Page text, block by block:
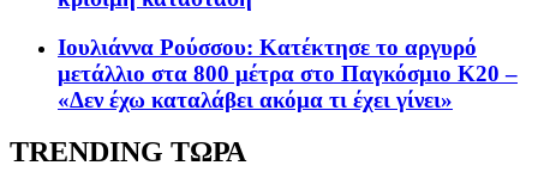
Ιουλιάννα Ρούσσου: Κατέκτησε το αργυρό
μετάλλιο στα 800 μέτρα στο Παγκόσμιο Κ20 –
«Δεν έχω καταλάβει ακόμα τι έχει γίνει»
TRENDING ΤΩΡΑ